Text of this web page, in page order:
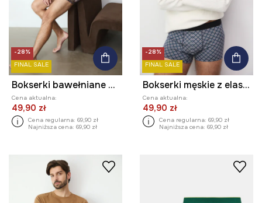
-28%
FINAL SALE
Bokserki bawełniane męskie z elastanem wzorzyste (2-pack)
Cena aktualna:
49,90 zł
Cena regularna: 69,90 zł
Najniższa cena: 69,90 zł
-28%
FINAL SALE
Bokserki męskie z elastanem wzorzyste (2-pack)
Cena aktualna:
49,90 zł
Cena regularna: 69,90 zł
Najniższa cena: 69,90 zł